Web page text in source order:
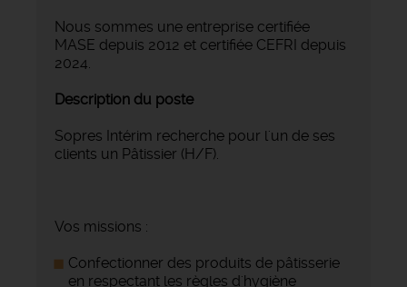
Nous sommes une entreprise certifiée
MASE depuis 2012 et certifiée CEFRI depuis
2024.
Description du poste
Sopres Intérim recherche pour l'un de ses
clients un Pâtissier (H/F).
Vos missions :
Confectionner des produits de pâtisserie
en respectant les règles d'hygiène